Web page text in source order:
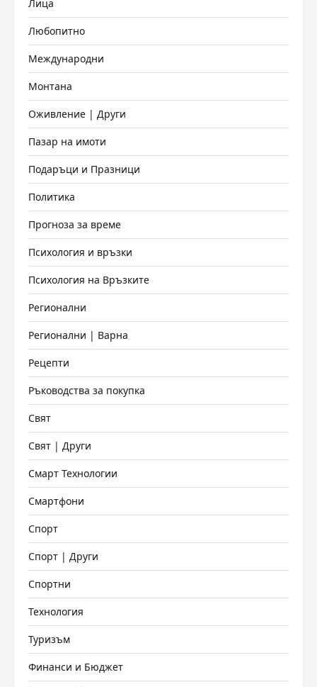
Лица
Любопитно
Международни
Монтана
Оживление | Други
Пазар на имоти
Подаръци и Празници
Политика
Прогноза за време
Психология и връзки
Психология на Връзките
Регионални
Регионални | Варна
Рецепти
Ръководства за покупка
Свят
Свят | Други
Смарт Технологии
Смартфони
Спорт
Спорт | Други
Спортни
Технология
Туризъм
Финанси и Бюджет